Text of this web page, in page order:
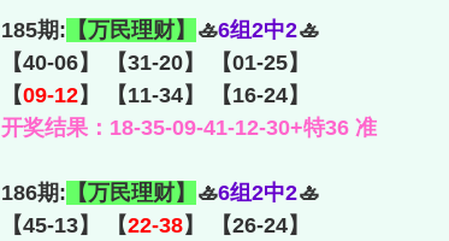
185期: 【万民理财】 🚣6组2中2🚣
【40-06】 【31-20】 【01-25】
【09-12】 【11-34】 【16-24】
开奖结果：18-35-09-41-12-30+特36 准
186期: 【万民理财】 🚣6组2中2🚣
【45-13】 【22-38】 【26-24】